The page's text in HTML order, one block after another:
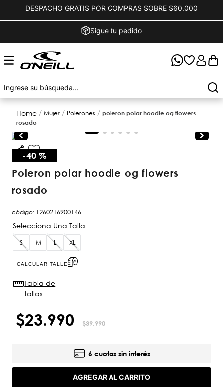
DESPACHO GRATIS POR COMPRAS SOBRE $60.000
Sigue tu pedido
mujer polerones
poleron polar hoodie og flowers
rosado
-40 %
poleron polar hoodie og flowers
rosado
código: 1260216900146
S M L XL
CALCULAR TALLE
Tabla de
tallas
$23.990 $39.990
6 cuotas sin interés
AGREGAR AL CARRITO